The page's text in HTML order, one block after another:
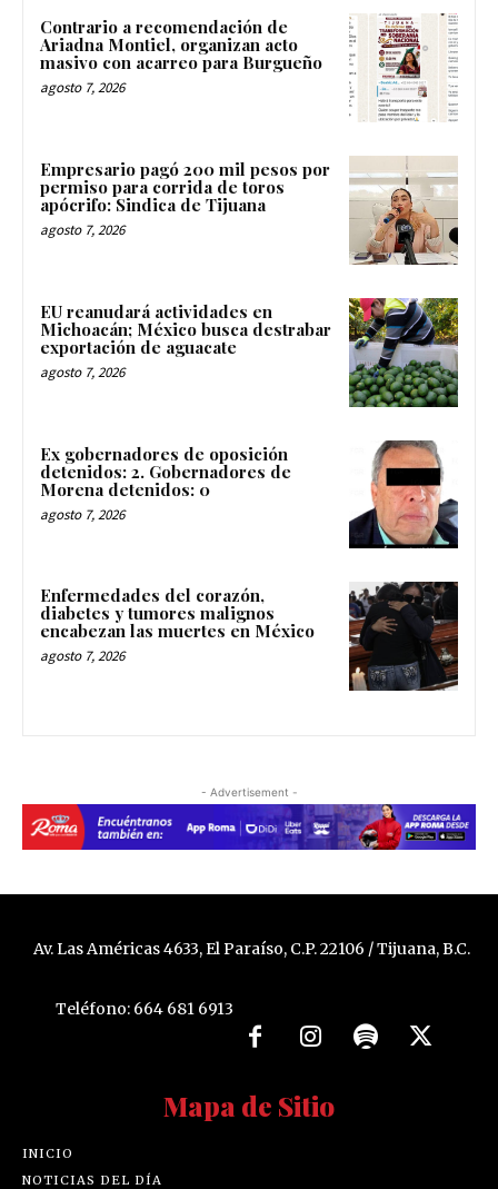
Contrario a recomendación de
Ariadna Montiel, organizan acto
masivo con acarreo para Burgueño
agosto 7, 2026
Empresario pagó 200 mil pesos por
permiso para corrida de toros
apócrifo: Sindica de Tijuana
agosto 7, 2026
EU reanudará actividades en
Michoacán; México busca destrabar
exportación de aguacate
agosto 7, 2026
Ex gobernadores de oposición
detenidos: 2. Gobernadores de
Morena detenidos: 0
agosto 7, 2026
Enfermedades del corazón,
diabetes y tumores malignos
encabezan las muertes en México
agosto 7, 2026
- Advertisement -
Av. Las Américas 4633, El Paraíso, C.P. 22106 / Tijuana, B.C.
Teléfono: 664 681 6913
Mapa de Sitio
INICIO
NOTICIAS DEL DÍA